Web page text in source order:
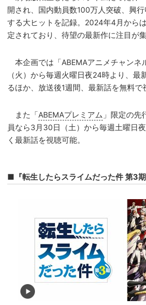
開され、国内動員数100万人突破、興
する大ヒットを記録。2024年4月から
定されており、待望の最新作に注目が
本企画では「ABEMAアニメチャンネ
（火）から毎週火曜日夜24時より、最
るほか、放送後1週間、最新話を無料で
また「 ABEMAプレミアム 」限定の先
員なら3月30日（土）から毎週土曜日
く最新話を視聴可能。
■『転生したらスライムだった件 第3